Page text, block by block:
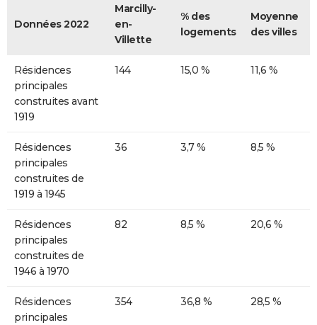
Données 2022
Marcilly-
en-
Villette
% des
logements
Moyenne
des villes
Résidences
principales
construites avant
1919
144 15,0 % 11,6 %
Résidences
principales
construites de
1919 à 1945
36 3,7 % 8,5 %
Résidences
principales
construites de
1946 à 1970
82 8,5 % 20,6 %
Résidences
principales
354 36,8 % 28,5 %